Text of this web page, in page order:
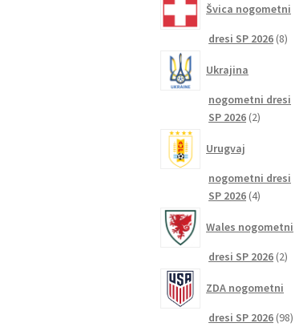
Švica nogometni
dresi SP 2026 88
Ukrajina
nogometni dresi
SP 2026 22
Urugvaj
nogometni dresi
SP 2026 44
Wales nogometni
dresi SP 2026 22
ZDA nogometni
dresi SP 2026 9898